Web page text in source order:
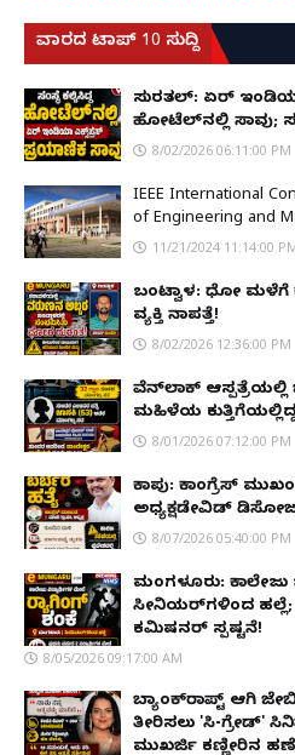
ವಾರದ ಟಾಪ್ 10 ಸುದ್ದಿ
ಸುರತ್ಕಲ್: ಏರ್
ಹೋಟೆಲ್‌ನಲ್ಲಿ ಸಾವು;
8/02/2026 06:11:00 PM
IEEE International
of Engineering and
11/21/2024 11:14:00
ಬಂಟ್ವಾಳ: ಧೋ ಮಳೆಗೆ
ವ್ಯಕ್ತಿ ನಾಪತ್ತೆ!
8/02/2026 12:36:00 PM
ವೆನ್‌ಲಾಕ್ ಆಸ್ಪತ್ರೆಯಲ್ಲಿ
ಮಹಿಳೆಯ ಕುತ್ತಿಗೆಯಲ್ಲಿದ್ದ
8/01/2026 07:12:00 PM
ಕಾಪು: ಕಾಂಗ್ರೆಸ್
ಅಧ್ಯಕ್ಷಡೇವಿಡ್
8/07/2026 05:40:00 PM
ಮಂಗಳೂರು:
ಸೀನಿಯರ್‌ಗಳಿಂದ ಹಲ್ಲೆ;
ಕಮಿಷನರ್ ಸ್ಪಷ್ಟನೆ!
8/05/2026 09:17:00 AM
ಬ್ಯಾಂಕ್‌ರಾಪ್ಟ್‌ ಆಗಿ
ತೀರಿಸಲು 'ಸಿ-ಗ್ರೇಡ್'
ಮುಖರ್ಜಿ ಕಣ್ಣೀರಿನ